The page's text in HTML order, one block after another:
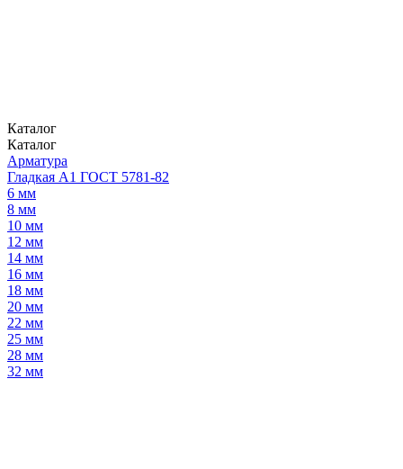
Каталог
Каталог
Арматура
Гладкая А1 ГОСТ 5781-82
6 мм
8 мм
10 мм
12 мм
14 мм
16 мм
18 мм
20 мм
22 мм
25 мм
28 мм
32 мм